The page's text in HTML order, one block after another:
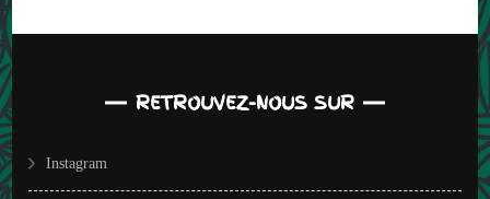
RETROUVEZ-NOUS SUR
Instagram